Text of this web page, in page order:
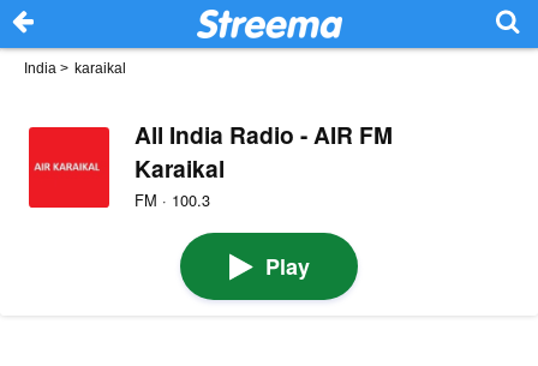
India > karaikal
All India Radio - AIR FM
Karaikal
FM · 100.3
Play